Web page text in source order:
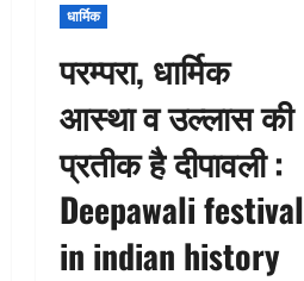
धार्मिक
परम्परा, धार्मिक
आस्था व उल्लास की
प्रतीक है दीपावली :
Deepawali festival
in indian history